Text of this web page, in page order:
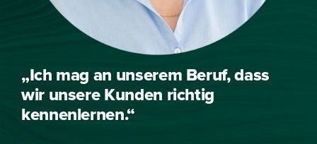
„Ich mag an unserem Beruf, dass
wir unsere Kunden richtig
kennenlernen.“